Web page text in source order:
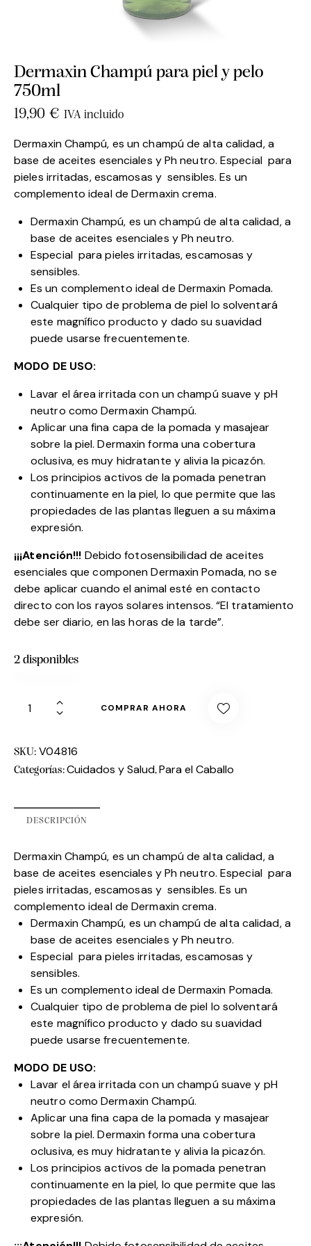
Dermaxin Champú para piel y pelo
750ml
19,90 € IVA incluido
Dermaxin Champú, es un champú de alta calidad, a
base de aceites esenciales y Ph neutro. Especial para
pieles irritadas, escamosas y sensibles. Es un
complemento ideal de Dermaxin crema.
Dermaxin Champú, es un champú de alta calidad, a
base de aceites esenciales y Ph neutro.
Especial para pieles irritadas, escamosas y
sensibles.
Es un complemento ideal de Dermaxin Pomada.
Cualquier tipo de problema de piel lo solventará
este magnífico producto y dado su suavidad
puede usarse frecuentemente.
MODO DE USO:
Lavar el área irritada con un champú suave y pH
neutro como Dermaxin Champú.
Aplicar una fina capa de la pomada y masajear
sobre la piel. Dermaxin forma una cobertura
oclusiva, es muy hidratante y alivia la picazón.
Los principios activos de la pomada penetran
continuamente en la piel, lo que permite que las
propiedades de las plantas lleguen a su máxima
expresión.
¡¡¡Atención!!! Debido fotosensibilidad de aceites
esenciales que componen Dermaxin Pomada, no se
debe aplicar cuando el animal esté en contacto
directo con los rayos solares intensos. “El tratamiento
debe ser diario, en las horas de la tarde”.
2 disponibles
COMPRAR AHORA
SKU: V04816
Categorías:Cuidados y Salud, Para el Caballo
DESCRIPCIÓN
Dermaxin Champú, es un champú de alta calidad, a
base de aceites esenciales y Ph neutro. Especial para
pieles irritadas, escamosas y sensibles. Es un
complemento ideal de Dermaxin crema.
Dermaxin Champú, es un champú de alta calidad, a
base de aceites esenciales y Ph neutro.
Especial para pieles irritadas, escamosas y
sensibles.
Es un complemento ideal de Dermaxin Pomada.
Cualquier tipo de problema de piel lo solventará
este magnífico producto y dado su suavidad
puede usarse frecuentemente.
MODO DE USO:
Lavar el área irritada con un champú suave y pH
neutro como Dermaxin Champú.
Aplicar una fina capa de la pomada y masajear
sobre la piel. Dermaxin forma una cobertura
oclusiva, es muy hidratante y alivia la picazón.
Los principios activos de la pomada penetran
continuamente en la piel, lo que permite que las
propiedades de las plantas lleguen a su máxima
expresión.